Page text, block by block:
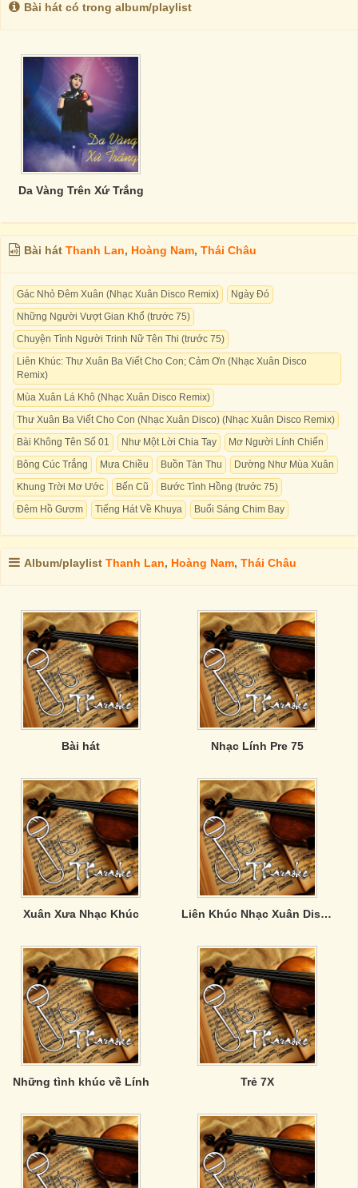
Bài hát có trong album/playlist
Da Vàng Trên Xứ Trắng
Bài hát Thanh Lan, Hoàng Nam, Thái Châu
Gác Nhỏ Đêm Xuân (Nhạc Xuân Disco Remix)
Ngày Đó
Những Người Vượt Gian Khổ (trước 75)
Chuyện Tình Người Trinh Nữ Tên Thi (trước 75)
Liên Khúc: Thư Xuân Ba Viết Cho Con; Cảm Ơn (Nhạc Xuân Disco
Remix)
Mùa Xuân Lá Khô (Nhạc Xuân Disco Remix)
Thư Xuân Ba Viết Cho Con (Nhạc Xuân Disco) (Nhạc Xuân Disco Remix)
Bài Không Tên Số 01
Như Một Lời Chia Tay
Mơ Người Lính Chiến
Bông Cúc Trắng
Mưa Chiều Buồn Tàn Thu
Dường Như Mùa Xuân
Khung Trời Mơ Ước
Bến Cũ
Bước Tình Hồng (trước 75)
Đêm Hồ Gươm
Tiếng Hát Về Khuya Buổi Sáng Chim Bay
Album/playlist Thanh Lan, Hoàng Nam, Thái Châu
Bài hát Nhạc Lính Pre 75
Xuân Xưa Nhạc Khúc Liên Khúc Nhạc Xuân Disco Remix
Những tình khúc về Lính Trẻ 7X